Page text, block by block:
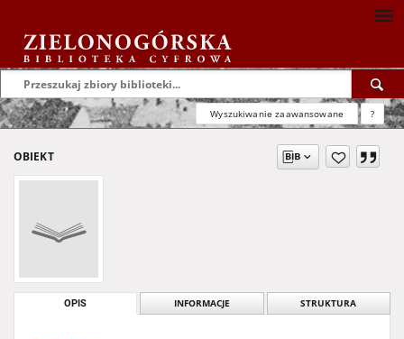
Wyszukiwanie zaawansowane ?
OBIEKT
OPIS INFORMACJE STRUKTURA